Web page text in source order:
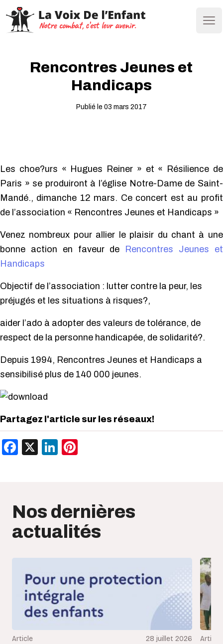
Rencontres Jeunes et
Handicaps
Publié le 03 mars 2017
Les choe?urs « Hugues Reiner » et « Résilience de
Paris » se produiront à l’église Notre-Dame de Saint-
Mandé., dimanche 12 mars. Ce concert est au profit
de l’association « Rencontres Jeunes et Handicaps »
Venez nombreux pour allier le plaisir du chant à une
bonne action en faveur de
Rencontres Jeunes et
Handicaps
Objectif de l’association : lutter contre la peur, les
préjugés et les situations à risques?,
aider l’ado à adopter des valeurs de tolérance, de
respect de la personne handicapée, de solidarité?.
Depuis 1994, Rencontres Jeunes et Handicaps a
sensibilisé plus de 140 000 jeunes.
Partagez l'article sur les réseaux!
Facebook
X LinkedIn
Nos dernières
actualités
Article 28 juillet 2026 Article